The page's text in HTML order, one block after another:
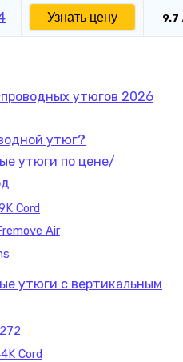
Узнать цену 9.7
утюгов 2026
утюг?
утюги по цене/
Cord
Air
утюги с вертикальным
Cord